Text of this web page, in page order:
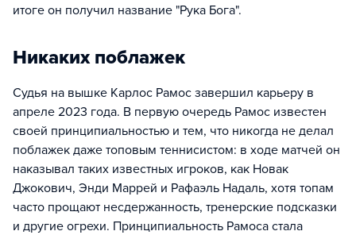
итоге он получил название "Рука Бога".
Никаких поблажек
Судья на вышке Карлос Рамос завершил карьеру в
апреле 2023 года. В первую очередь Рамос известен
своей принципиальностью и тем, что никогда не делал
поблажек даже топовым теннисистом: в ходе матчей он
наказывал таких известных игроков, как Новак
Джокович, Энди Маррей и Рафаэль Надаль, хотя топам
часто прощают несдержанность, тренерские подсказки
и другие огрехи. Принципиальность Рамоса стала